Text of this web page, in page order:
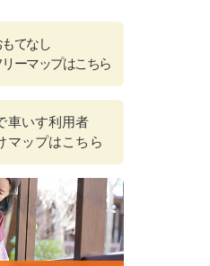
てなし
ーマップはこちら
車いす利用者
マップはこちら